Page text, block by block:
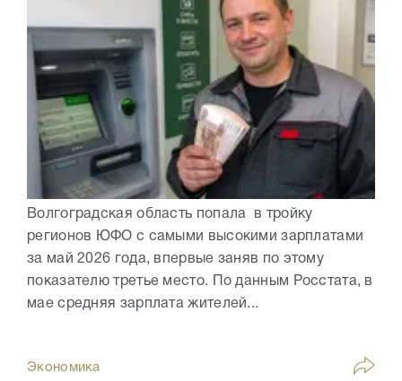
Волгоградская область попала в тройку
регионов ЮФО с самыми высокими зарплатами
за май 2026 года, впервые заняв по этому
показателю третье место. По данным Росстата, в
мае средняя зарплата жителей...
Экономика